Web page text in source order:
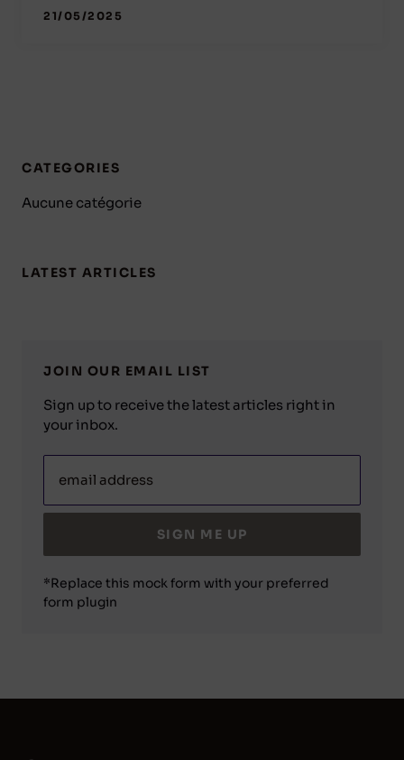
21/05/2025
CATEGORIES
Aucune catégorie
LATEST ARTICLES
JOIN OUR EMAIL LIST
Sign up to receive the latest articles right in
your inbox.
email address
SIGN ME UP
*Replace this mock form with your preferred
form plugin